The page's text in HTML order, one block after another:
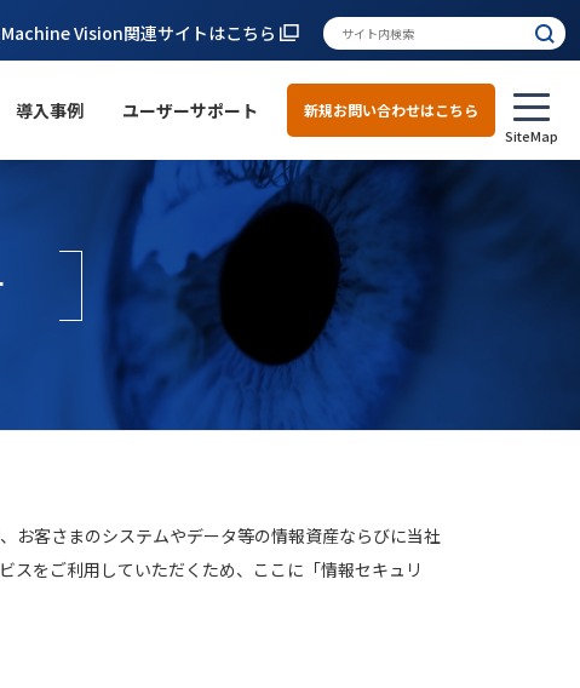
Machine Vision関連サイトはこちら
導入事例 ユーザーサポート 新規お問い合わせはこちら
お客さまのシステムやデータ等の情報資産ならびに当社
スをご利用していただくため、ここに「情報セキュリ